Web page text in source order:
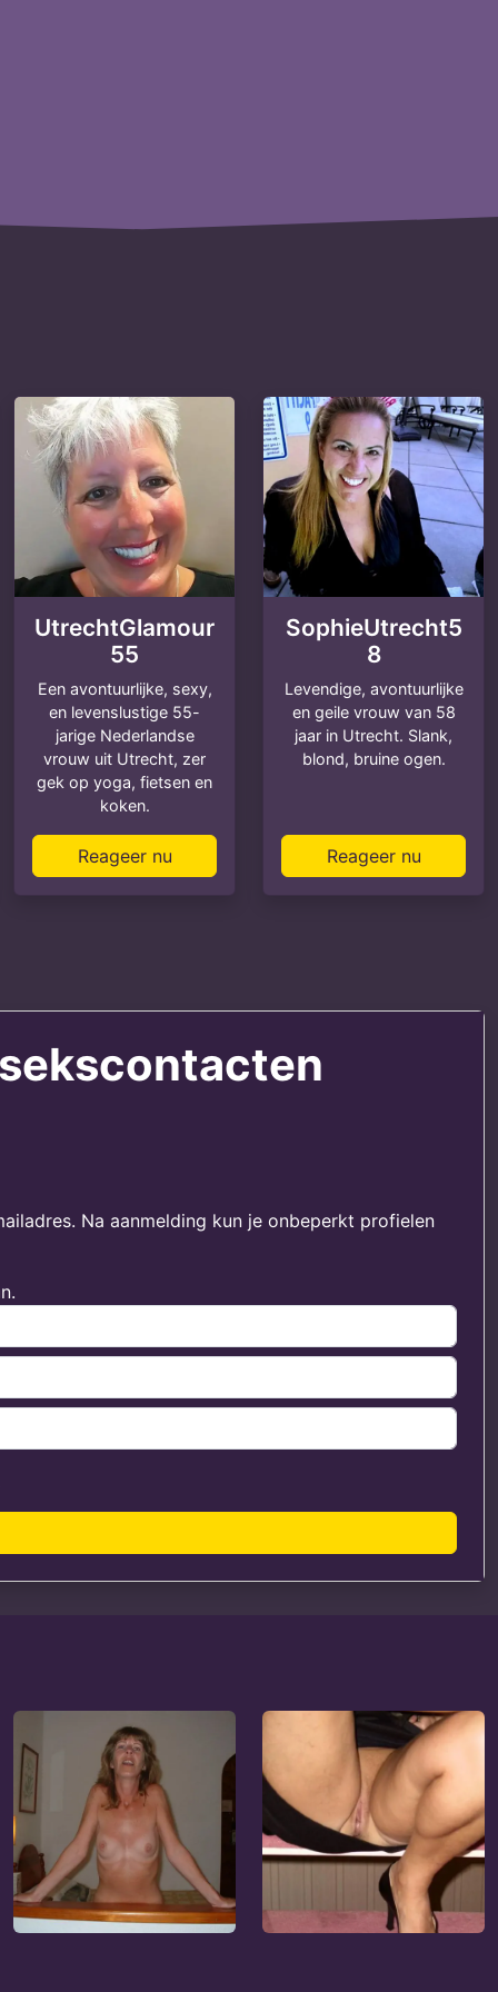
UtrechtGlamour
55
Een avontuurlijke, sexy,
en levenslustige 55-
jarige Nederlandse
vrouw uit Utrecht, zer
gek op yoga, fietsen en
koken.
Reageer nu
SophieUtrecht5
8
Levendige, avontuurlijke
en geile vrouw van 58
jaar in Utrecht. Slank,
blond, bruine ogen.
Reageer nu
Na aanmelding kun je onbeperkt profielen